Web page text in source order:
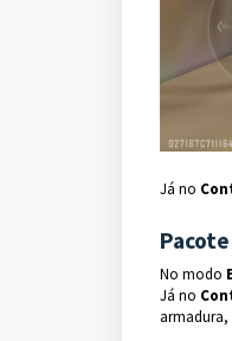
Já no
No modo
Já no
armadura,